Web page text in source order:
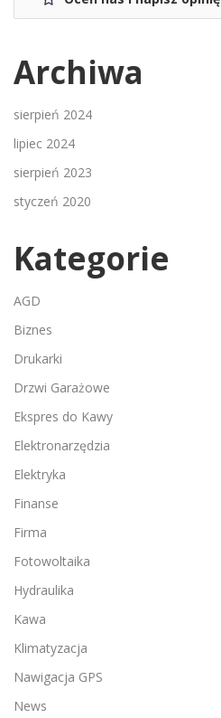
Archiwa
sierpień 2024
lipiec 2024
sierpień 2023
styczeń 2020
Kategorie
AGD
Biznes
Drukarki
Drzwi Garażowe
Ekspres do Kawy
Elektronarzędzia
Elektryka
Finanse
Firma
Fotowoltaika
Hydraulika
Kawa
Klimatyzacja
Nawigacja GPS
News